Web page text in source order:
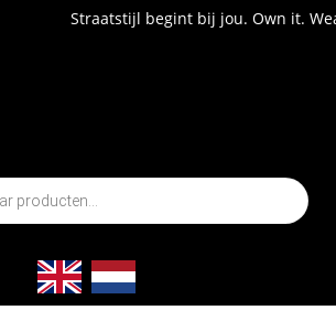
Straatstijl begint bij jou. Own it. Wear it.